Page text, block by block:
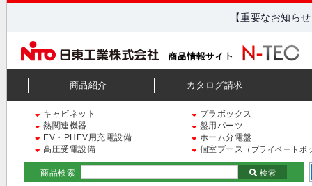
【重要なお知ら
商品紹介 カタログ請求
キャビネット
プラボックス
熱関連機器
盤用パーツ
EV・PHEV用充電設備
ホーム分電盤
高圧受電設備
個室ブース （プライベートボ
商品検索 検索